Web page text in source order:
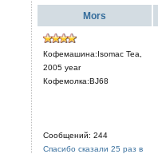
Mors
Кофемашина:Isomac Tea,
2005 year
Кофемолка:BJ68
Сообщений: 244
Спасибо сказали 25 раз в